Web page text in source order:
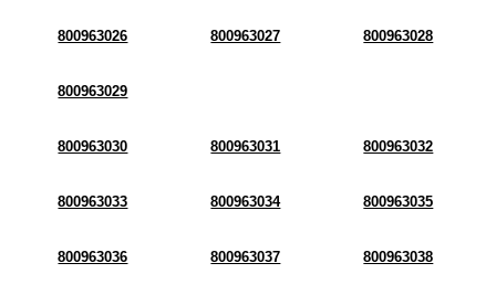
800963026 800963027 800963028
800963029
800963030 800963031 800963032
800963033 800963034 800963035
800963036 800963037 800963038